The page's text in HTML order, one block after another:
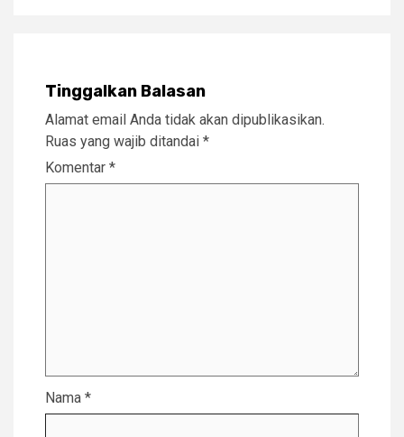
Tinggalkan Balasan
Alamat email Anda tidak akan dipublikasikan.
Ruas yang wajib ditandai *
Komentar *
Nama *